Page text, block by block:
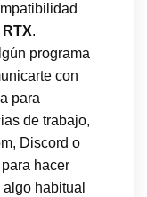
.
programa
con
para
de trabajo,
Discord o
para hacer
habitual